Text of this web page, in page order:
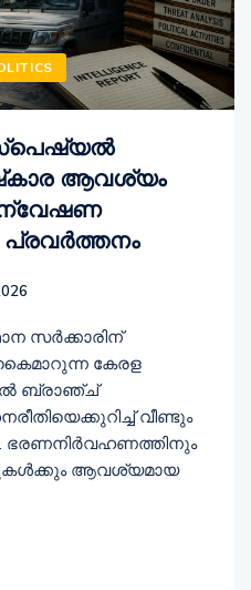
ആവശ്യം
പ്രവർത്തനം
സർക്കാരിന്
കേരള
ബ്രാഞ്ച്
വീണ്ടും
ഭരണനിർവഹണത്തിനും
ആവശ്യമായ